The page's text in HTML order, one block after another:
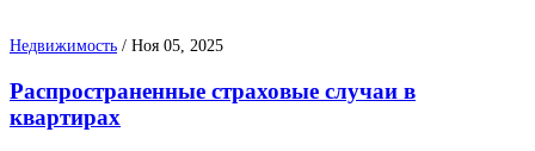
Недвижимость / Ноя 05, 2025
Распространенные страховые случаи в
квартирах